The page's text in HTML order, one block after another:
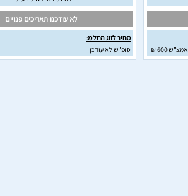
אמצ"ש 600 ₪
לא עודכנו תאריכים פנויים
מחיר לזוג החל מ:
סופ"ש לא עודכן